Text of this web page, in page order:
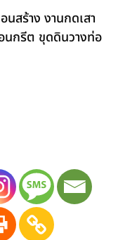
สร้าง งานกดเสา
นกรีต ขุดดินวางท่อ